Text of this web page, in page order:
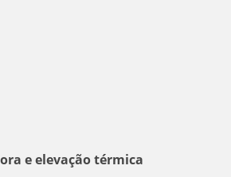
e elevação térmica